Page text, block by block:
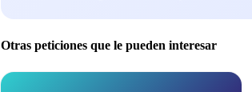
Otras peticiones que le pueden interesar